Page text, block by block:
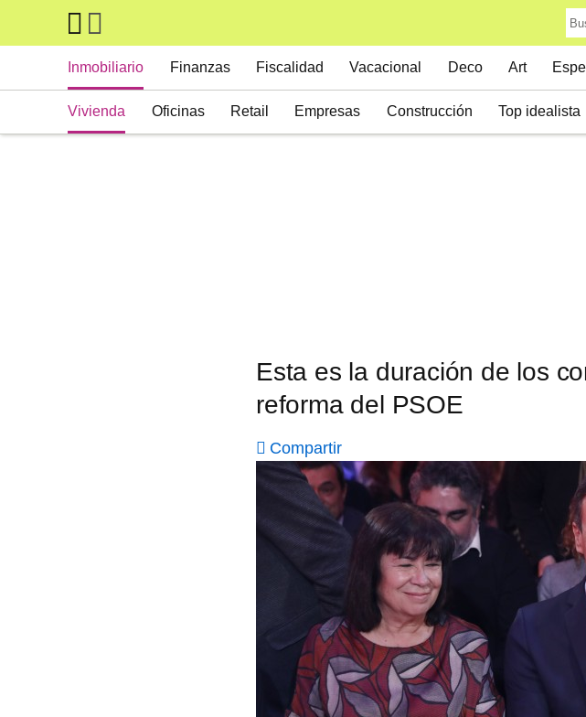
Skip to main content
Inmobiliario
Vivienda Oficinas Retail Empresas Construcción Top idealista
Finanzas Fiscalidad Vacacional Deco Art
Esta es la duración de los
reforma del PSOE
Compartir